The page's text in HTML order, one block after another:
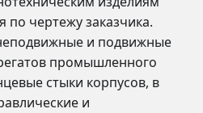
по чертежу заказчика.
и подвижные
промышленного
стыки корпусов, в
и